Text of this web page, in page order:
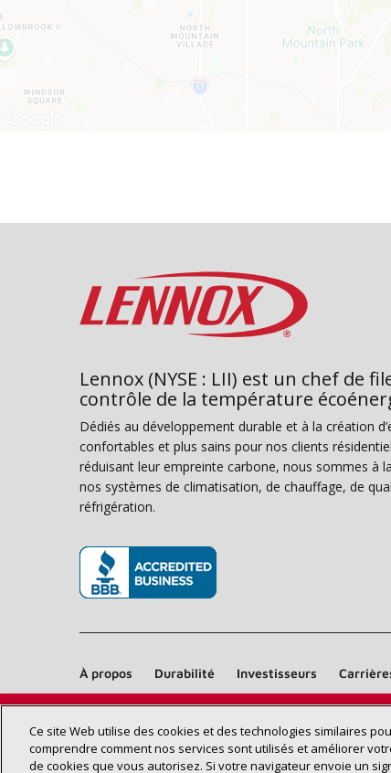
Lennox (NYSE : LII) est un chef de
contrôle de la température
Dédiés au développement durable et à la création
confortables et plus sains pour nos clients
réduisant leur empreinte carbone, nous sommes à
nos systèmes de climatisation, de chauffage, de
réfrigération.
À propos Durabilité Investisseurs
Ce site Web utilise des cookies et des technologies similaires
comprendre comment nos services sont utilisés et améliorer
de cookies que vous autorisez. Si votre navigateur envoie un